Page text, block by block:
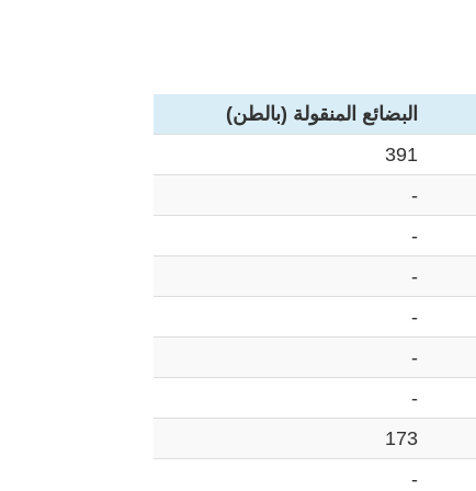
البضائع المنقولة (بالطن)
391
-
-
-
-
-
-
173
-